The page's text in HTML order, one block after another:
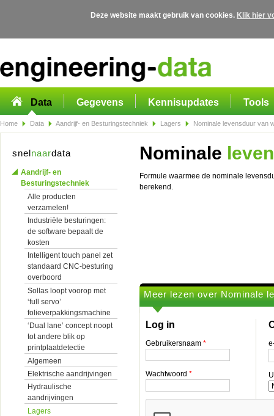
Deze website maakt gebruik van cookies. Klik hier
Data Gegevens Kennisupdates Tools
Home Data Aandrijf- en Besturingstechniek Lagers Nominale levensduur van
snelnaardata
Aandrijf- en
Besturingstechniek
Alle producten
verzamelen!
Industriële besturingen:
de software bepaalt de
kosten
Intelligent touch panel zet
standaard CNC-besturing
overboord
Sollas loopt voorop met
‘full servo’
folieverpakkingsmachine
‘Dual lane’ concept noopt
tot andere blik op
printplaatdetectie
Algemeen
Elektrische aandrijvingen
Hydraulische
aandrijvingen
Lagers
Nominale
Formule waarmee de nominale
berekend.
Meer lezen over Nominale
Log in
Gebruikersnaam *
Wachtwoord *